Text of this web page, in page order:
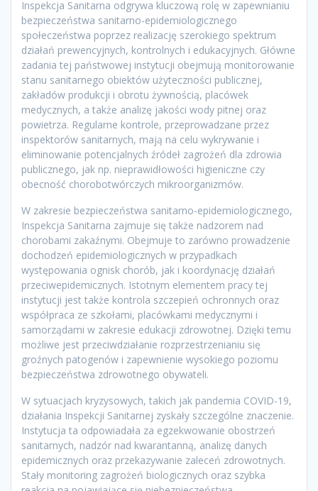
Inspekcja Sanitarna odgrywa kluczową rolę w zapewnianiu
bezpieczeństwa sanitarno-epidemiologicznego
społeczeństwa poprzez realizację szerokiego spektrum
działań prewencyjnych, kontrolnych i edukacyjnych. Główne
zadania tej państwowej instytucji obejmują monitorowanie
stanu sanitarnego obiektów użyteczności publicznej,
zakładów produkcji i obrotu żywnością, placówek
medycznych, a także analizę jakości wody pitnej oraz
powietrza. Regularne kontrole, przeprowadzane przez
inspektorów sanitarnych, mają na celu wykrywanie i
eliminowanie potencjalnych źródeł zagrożeń dla zdrowia
publicznego, jak np. nieprawidłowości higieniczne czy
obecność chorobotwórczych mikroorganizmów.
W zakresie bezpieczeństwa sanitarno-epidemiologicznego,
Inspekcja Sanitarna zajmuje się także nadzorem nad
chorobami zakaźnymi. Obejmuje to zarówno prowadzenie
dochodzeń epidemiologicznych w przypadkach
występowania ognisk chorób, jak i koordynację działań
przeciwepidemicznych. Istotnym elementem pracy tej
instytucji jest także kontrola szczepień ochronnych oraz
współpraca ze szkołami, placówkami medycznymi i
samorządami w zakresie edukacji zdrowotnej. Dzięki temu
możliwe jest przeciwdziałanie rozprzestrzenianiu się
groźnych patogenów i zapewnienie wysokiego poziomu
bezpieczeństwa zdrowotnego obywateli.
W sytuacjach kryzysowych, takich jak pandemia COVID-19,
działania Inspekcji Sanitarnej zyskały szczególne znaczenie.
Instytucja ta odpowiadała za egzekwowanie obostrzeń
sanitarnych, nadzór nad kwarantanną, analizę danych
epidemicznych oraz przekazywanie zaleceń zdrowotnych.
Stały monitoring zagrożeń biologicznych oraz szybka